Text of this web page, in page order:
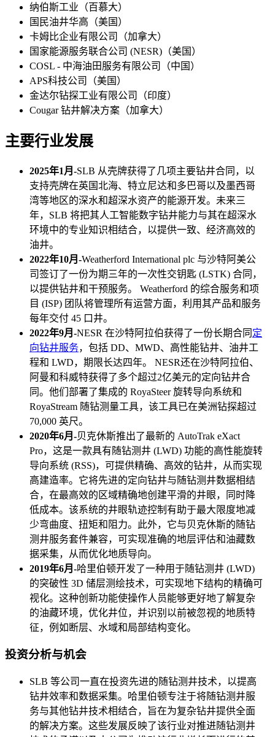
纳伯斯工业（百慕大）
国民油井华高（美国）
卡姆比企业有限公司（加拿大）
国家能源服务联合公司 (NESR)（美国）
COSL - 中海油田服务有限公司（中国）
APS科技公司（美国）
金达尔钻探工业有限公司（印度）
Cougar 钻井解决方案（加拿大）
主要行业发展
2025年1月-SLB 从壳牌获得了几项主要钻井合同，以
支持壳牌在英国北海、特立尼达和多巴哥以及墨西哥
湾等地区的深水和超深水资产的能源开发。未来三
年，SLB 将把其人工智能数字钻井能力与其在超深水
环境中的专业知识相结合，以提供一致、经济高效的
油井。
2022年10月-Weatherford International plc 与沙特阿美公
司签订了一份为期三年的一次性交钥匙 (LSTK) 合同，
以提供钻井和干预服务。 Weatherford 的综合服务和项
目 (ISP) 团队将管理所有运营方面，利用其产品和服务
每年交付 45 口井。
2022年9月-NESR 在沙特阿拉伯获得了一份长期合同 定
向钻井服务，包括 DD、MWD、高性能钻井、油井工
程和 LWD，期限长达四年。 NESR还在沙特阿拉伯、
阿曼和科威特获得了多个超过2亿美元的定向钻井合
同。他们部署了集成的 RoyaSteer 旋转导向系统和
RoyaStream 随钻测量工具，该工具已在美洲钻探超过
70,000 英尺。
2020年6月-贝克休斯推出了最新的 AutoTrak eXact
Pro，这是一款具有随钻测井 (LWD) 功能的高性能旋转
导向系统 (RSS)，可提供精确、高效的钻井，从而实现
高建造率。它将先进的定向钻井与随钻测井数据相结
合，在最高效的区域精确地创建平滑的井眼，同时降
低成本。该系统的井眼轨迹控制有助于最大限度地减
少弯曲度、扭矩和阻力。此外，它与贝克休斯的随钻
测井服务套件兼容，可实现准确的地层评估和油藏数
据采集，从而优化地质导向。
2019年6月-哈里伯顿开发了一种用于随钻测井 (LWD)
的突破性 3D 储层测绘技术，可实现地下结构的精确可
视化。这种创新功能使操作人员能够更好地了解复杂
的油藏环境，优化井位，并识别以前被忽视的地质特
征，例如断层、水域和局部结构变化。
投资分析与机会
SLB 等公司一直在投资先进的随钻测井技术，以提高
钻井效率和数据采集。哈里伯顿专注于将随钻测井服
务与其他钻井技术相结合，旨在为复杂钻井提供全面
的解决方案。这些发展反映了该行业对推进随钻测井